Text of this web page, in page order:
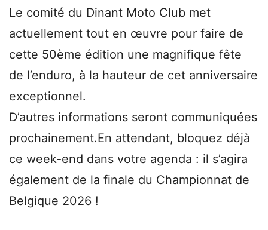
Le comité du Dinant Moto Club met
actuellement tout en œuvre pour faire de
cette 50ème édition une magnifique fête
de l’enduro, à la hauteur de cet anniversaire
exceptionnel.
D’autres informations seront communiquées
prochainement.En attendant, bloquez déjà
ce week-end dans votre agenda : il s’agira
également de la finale du Championnat de
Belgique 2026 !